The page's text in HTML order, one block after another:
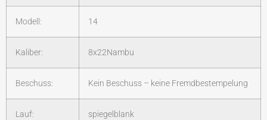
Modell: 14
Kaliber: 8x22Nambu
Beschuss: Kein Beschuss – keine Fremdbestempelung
Lauf:
spiegelblank